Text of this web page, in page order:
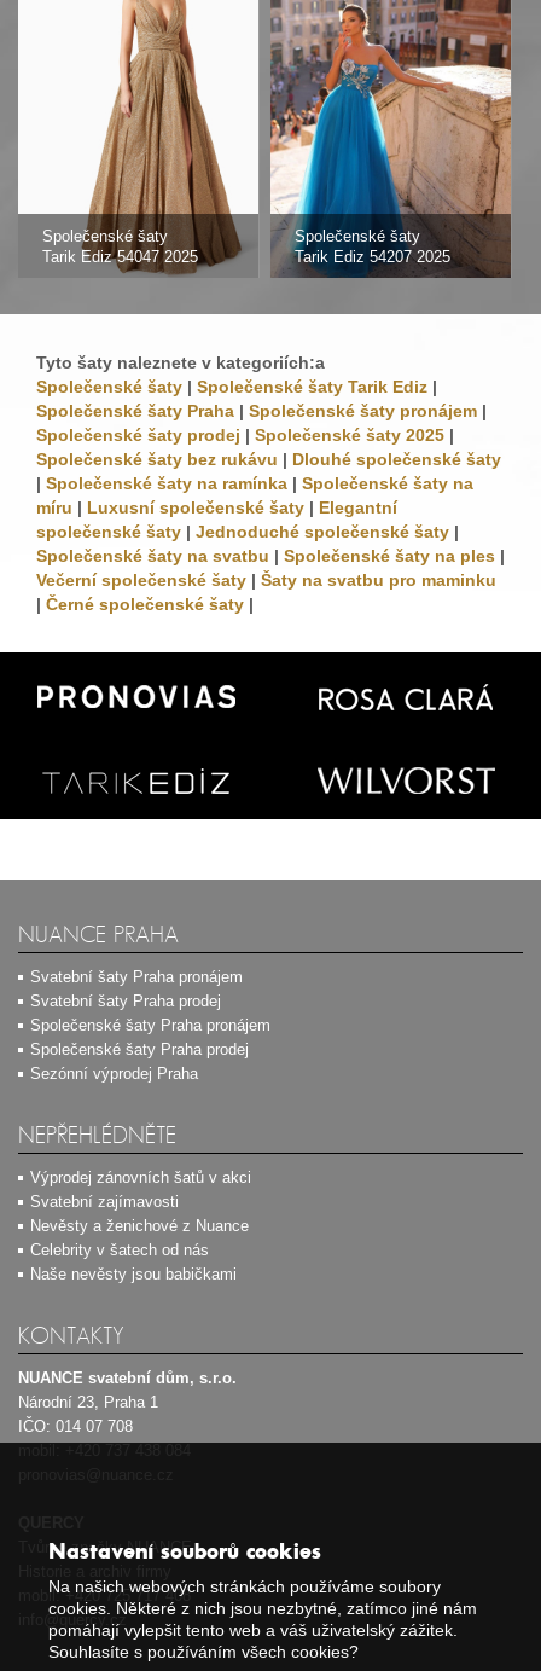
Společenské šaty
Tarik Ediz 54047 2025
Společenské šaty
Tarik Ediz 54207 2025
Tyto šaty naleznete v kategoriích:a
Společenské šaty | Společenské šaty Tarik Ediz |
Společenské šaty Praha | Společenské šaty pronájem |
Společenské šaty prodej | Společenské šaty 2025 |
Společenské šaty bez rukávu | Dlouhé společenské šaty
| Společenské šaty na ramínka | Společenské šaty na
míru | Luxusní společenské šaty | Elegantní
společenské šaty | Jednoduché společenské šaty |
Společenské šaty na svatbu | Společenské šaty na ples |
Večerní společenské šaty | Šaty na svatbu pro maminku
| Černé společenské šaty |
NUANCE PRAHA
Svatební šaty Praha pronájem
Svatební šaty Praha prodej
Společenské šaty Praha pronájem
Společenské šaty Praha prodej
Sezónní výprodej Praha
NEPŘEHLÉDNĚTE
Výprodej zánovních šatů v akci
Svatební zajímavosti
Nevěsty a ženichové z Nuance
Celebrity v šatech od nás
Naše nevěsty jsou babičkami
KONTAKTY
NUANCE svatební dům, s.r.o.
Národní 23, Praha 1
IČO: 014 07 708
Tvůrce značky NUANCE
mobil:+420 725 717 408
info@quercy.cz
Nastavení souborů cookies
Na našich webových stránkách používáme soubory
cookies. Některé z nich jsou nezbytné, zatímco jiné nám
pomáhají vylepšit tento web a váš uživatelský zážitek.
Souhlasíte s používáním všech cookies?